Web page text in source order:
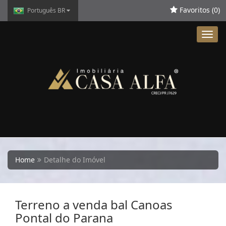
Português BR Favoritos (0)
Home Detalhe do Imóvel
Terreno a venda bal Canoas
Pontal do Parana